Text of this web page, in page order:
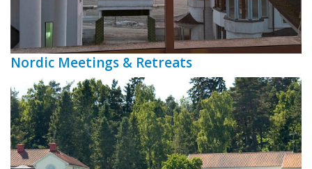
Nordic Meetings & Retreats